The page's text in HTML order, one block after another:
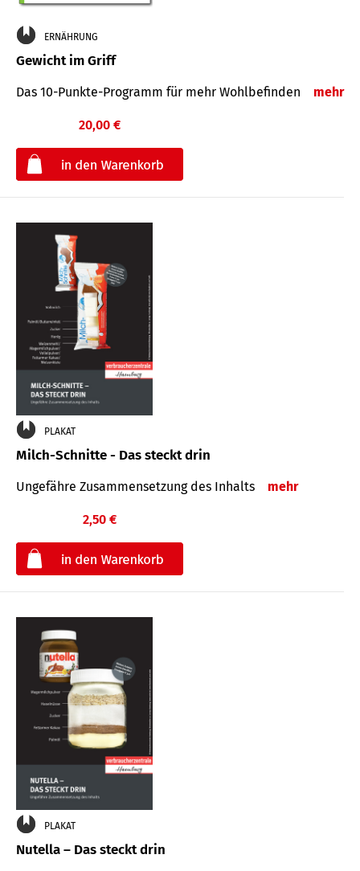
ERNÄHRUNG
Gewicht im Griff
Das 10-Punkte-Programm für mehr Wohlbefinden mehr
20,00 €
PLAKAT
Milch-Schnitte - Das steckt drin
Ungefähre Zu­sammen­setzung des Inhalts mehr
2,50 €
PLAKAT
Nutella – Das steckt drin